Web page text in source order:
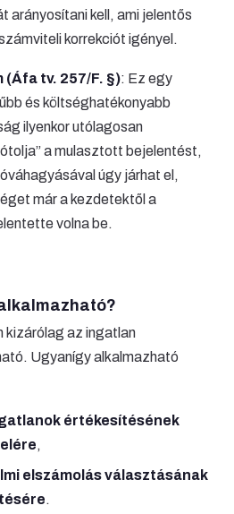
arányosítani kell, ami jelentős
korrekciót igényel.
(Áfa tv. 257/F. §): Ez egy
és költséghatékonyabb
ilyenkor utólagosan
a mulasztott bejelentést,
úgy járhat el,
már a kezdetektől a
volna be.
kizárólag az ingatlan
Ugyanígy alkalmazható
értékesítésének
,
elszámolás választásának
.